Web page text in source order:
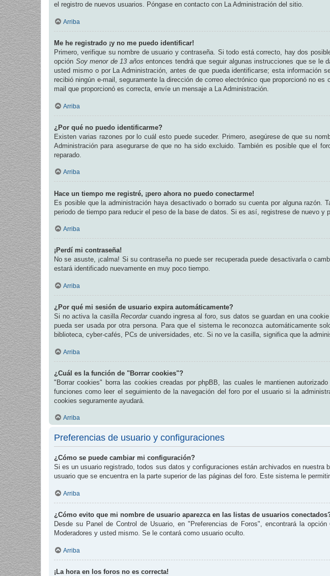
el registro de nuevos usuarios. Póngase en contacto con La Administración del sitio.
Arriba
Me he registrado ¡y no me puedo identificar!
Primero, verifique su nombre de usuario y contraseña. Si todo está correcto, hay dos
opción Soy menor de 13 años entonces tendrá que seguir algunas instrucciones que se le
usted mismo o por La Administración, antes de que pueda identificarse; esta
recibió ningún e-mail, seguramente la dirección de correo electrónico que proporcionó no
mail que proporcionó es correcta, envíe un mensaje a La Administración.
Arriba
¿Por qué no puedo identificarme?
Existen varias razones por lo cuál esto puede suceder. Primero, asegúrese de que su
Administración para asegurarse de que no ha sido excluido. También es posible que el
reparado.
Arriba
Hace un tiempo me registré, ¡pero ahora no puedo conectarme!
Es posible que la administración haya desactivado o borrado su cuenta por alguna razón.
periodo de tiempo para reducir el peso de la base de datos. Si es así, registrese de nuevo y
Arriba
¡Perdí mi contraseña!
No se asuste, ¡calma! Si su contraseña no puede ser recuperada puede desactivarla o
estará identificado nuevamente en muy poco tiempo.
Arriba
¿Por qué mi sesión de usuario expira automáticamente?
Si no activa la casillaRecordarcuando ingresa al foro, sus datos se guardan en una
pueda ser usada por otra persona. Para que el sistema le reconozca automáticamente
biblioteca, cyber-cafés, PCs de universidades, etc. Si no ve la casilla, significa que la
Arriba
¿Cuál es la función de "Borrar cookies"?
"Borrar cookies" borra las cookies creadas por phpBB, las cuales le mantienen
funciones como leer el seguimiento de la navegación del foro por el usuario si la
cookies seguramente ayudará.
Arriba
Preferencias de usuario y configuraciones
¿Cómo se puede cambiar mi configuración?
Si es un usuario registrado, todos sus datos y configuraciones están archivados en
usuario que se encuentra en la parte superior de las páginas del foro. Este sistema le
Arriba
¿Cómo evito que mi nombre de usuario aparezca en las listas de usuarios
Desde su Panel de Control de Usuario, en "Preferencias de Foros", encontrará la opción
Moderadores y usted mismo. Se le contará como usuario oculto.
Arriba
¡La hora en los foros no es correcta!